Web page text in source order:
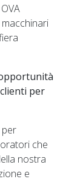
per
che
nostra
e